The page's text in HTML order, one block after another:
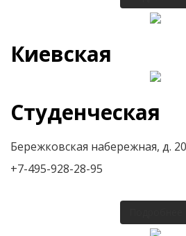
Киевская
Студенческая
Бережковская набережная, д.
+7-495-928-28-95